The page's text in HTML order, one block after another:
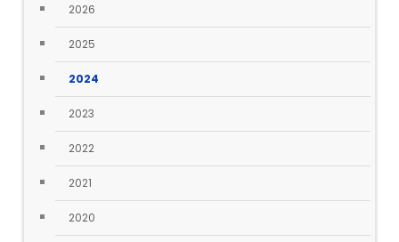
2026
2025
2024
2023
2022
2021
2020